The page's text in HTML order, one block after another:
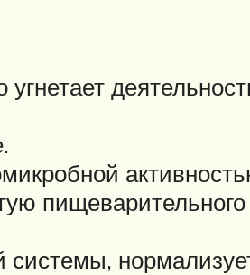
пищеварительного
системы,